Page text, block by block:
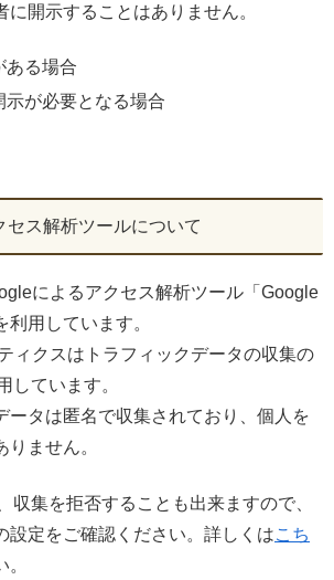
開示することはありません。
ある場合
示が必要となる場合
セス解析ツールについて
によるアクセス解析ツール「Google
用しています。
ィクスはトラフィックデータの収集の
しています。
ータは匿名で収集されており、個人を
ません。
収集を拒否することも出来ますので、
設定をご確認ください。詳しくはこち